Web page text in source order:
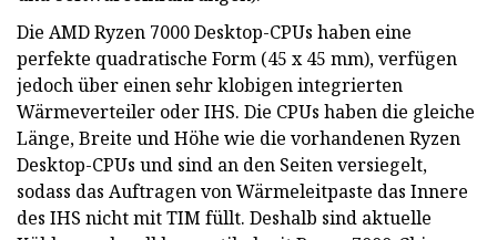
Die AMD Ryzen 7000 Desktop-CPUs haben eine
perfekte quadratische Form (45 x 45 mm), verfügen
jedoch über einen sehr klobigen integrierten
Wärmeverteiler oder IHS. Die CPUs haben die gleiche
Länge, Breite und Höhe wie die vorhandenen Ryzen
Desktop-CPUs und sind an den Seiten versiegelt,
sodass das Auftragen von Wärmeleitpaste das Innere
des IHS nicht mit TIM füllt. Deshalb sind aktuelle